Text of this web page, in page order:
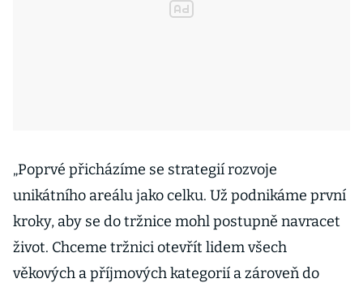
„Poprvé přicházíme se strategií rozvoje
unikátního areálu jako celku. Už podnikáme první
kroky, aby se do tržnice mohl postupně navracet
život. Chceme tržnici otevřít lidem všech
věkových a příjmových kategorií a zároveň do